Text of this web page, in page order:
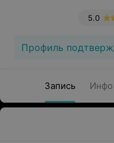
5.0
Профиль
Запись Инфо